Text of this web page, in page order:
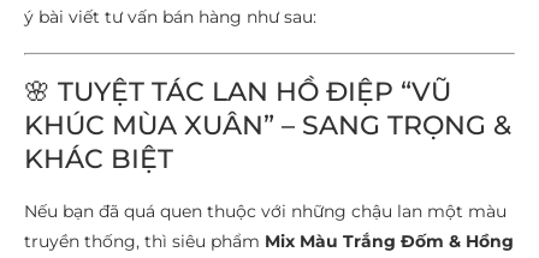
ý bài viết tư vấn bán hàng như sau:
🌸 TUYỆT TÁC LAN HỒ ĐIỆP “VŨ
KHÚC MÙA XUÂN” – SANG TRỌNG &
KHÁC BIỆT
Nếu bạn đã quá quen thuộc với những chậu lan một màu
truyền thống, thì siêu phẩm Mix Màu Trắng Đốm & Hồng